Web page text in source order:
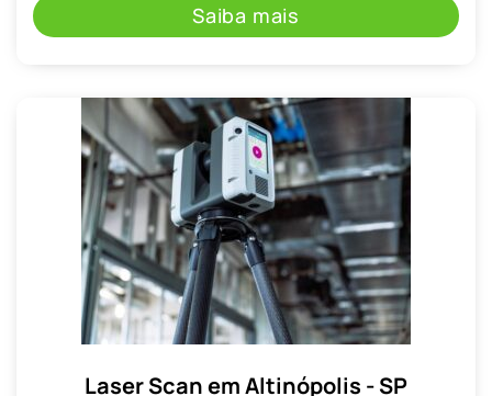
Saiba mais
Laser Scan em Altinópolis - SP